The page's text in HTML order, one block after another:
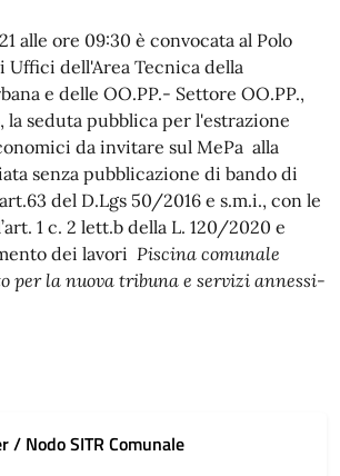
alle ore 09:30 è convocata al Polo
Uffici dell'Area Tecnica della
e delle OO.PP.- Settore OO.PP.,
la seduta pubblica per l'estrazione
da invitare sul MePa alla
senza pubblicazione di bando di
del D.Lgs 50/2016 e s.m.i., con le
1 c. 2 lett.b della L. 120/2020 e
dei lavori Piscina comunale
per la nuova tribuna e servizi annessi-
/ Nodo SITR Comunale